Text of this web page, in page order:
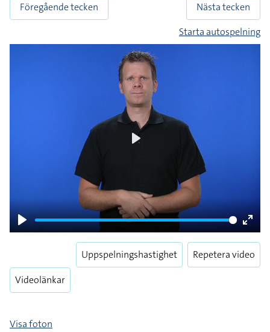
Föregående tecken
Nästa tecken
Starta autospelning
Play
Enter
Videolänkar
Uppspelningshastighet Repetera video
Visa foton